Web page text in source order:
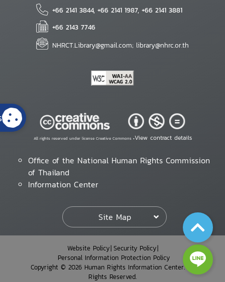
+66 2141 3844, +66 2141 1987, +66 2141 3881
+66 2143 7746
NHRCT.Library@gmail.com; library@nhrc.or.th
All rights reserved under license Creative Commons •View contract details
Office of the National Human Rights Commission
of Thailand
Information Center
Site Map
Website Policy Security Policy
Personal Information Protection Policy
Copyright © 2026 Human Rights Information Center. All
Rights Reserved.